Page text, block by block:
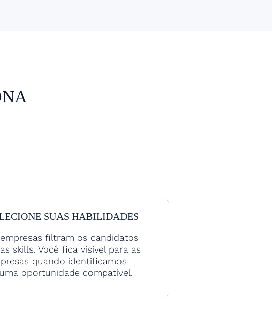
SUAS HABILIDADES
filtram os candidatos
skills. Você fica visível para as
quando identificamos
oportunidade compatível.